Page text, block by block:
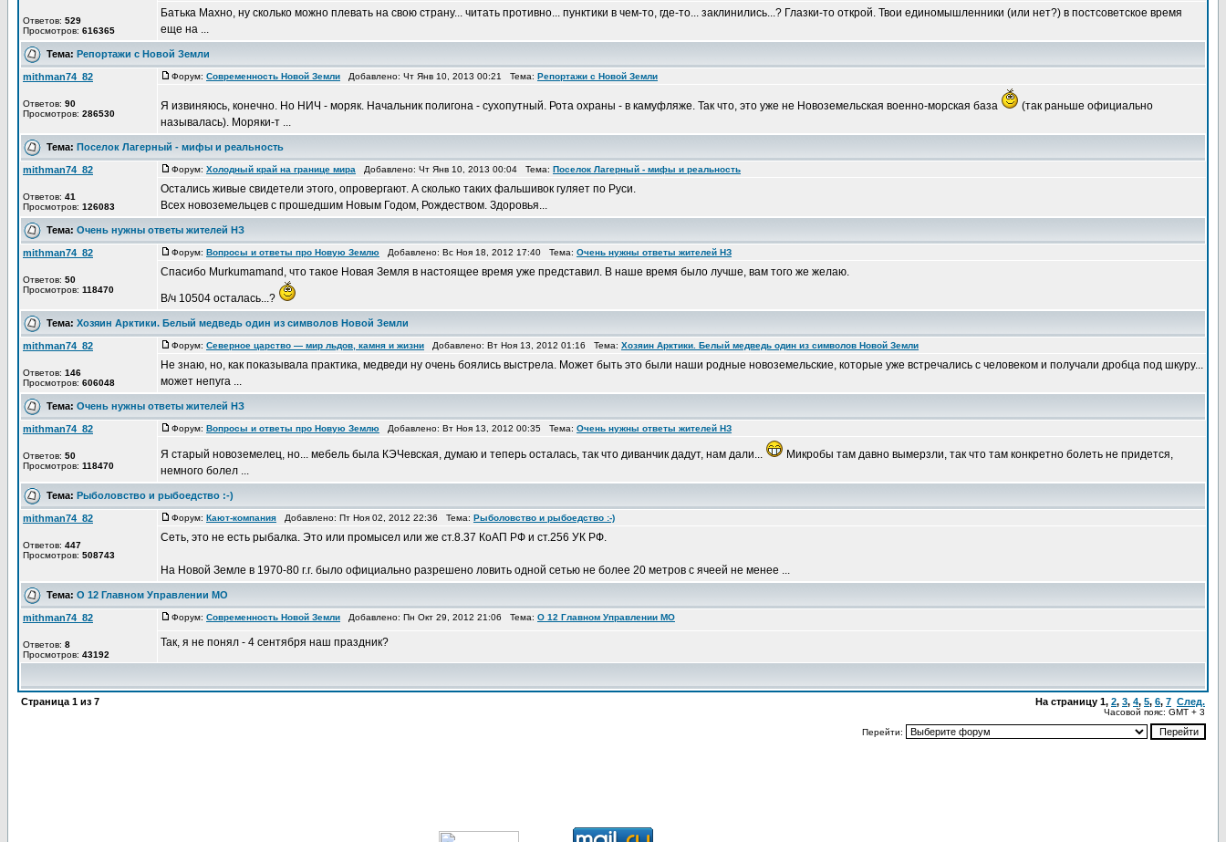
Ответов: 529
Просмотров: 616365
Батька Махно, ну сколько можно плевать на свою страну... читать противно... пунктики в чем-то, где-то... заклинились...? Глазки-то открой. Твои единомышленники (или нет?) в постсоветское время
еще на ...
Тема: Репортажи с Новой Земли
mithman74_82
Ответов: 90
Просмотров: 286530
Форум: Современность Новой Земли Добавлено: Чт Янв 10, 2013 00:21 Тема: Репортажи с Новой Земли
Я извиняюсь, конечно. Но НИЧ - моряк. Начальник полигона - сухопутный. Рота охраны - в камуфляже. Так что, это уже не Новоземельская военно-морская база
(так раньше официально
называлась). Моряки-т ...
Тема: Поселок Лагерный - мифы и реальность
mithman74_82
Ответов: 41
Просмотров: 126083
Форум: Холодный край на границе мира Добавлено: Чт Янв 10, 2013 00:04 Тема: Поселок Лагерный - мифы и реальность
Остались живые свидетели этого, опровергают. А сколько таких фальшивок гуляет по Руси.
Всех новоземельцев с прошедшим Новым Годом, Рождеством. Здоровья...
Тема: Очень нужны ответы жителей НЗ
mithman74_82
Ответов: 50
Просмотров: 118470
Форум: Вопросы и ответы про Новую Землю Добавлено: Вс Ноя 18, 2012 17:40 Тема: Очень нужны ответы жителей НЗ
Спасибо Murkumamand, что такое Новая Земля в настоящее время уже представил. В наше время было лучше, вам того же желаю.
В/ч 10504 осталась...?
Тема: Хозяин Арктики. Белый медведь один из символов Новой Земли
mithman74_82
Ответов: 146
Просмотров: 606048
Форум: Северное царство — мир льдов, камня и жизни Добавлено: Вт Ноя 13, 2012 01:16 Тема: Хозяин Арктики. Белый медведь один из символов Новой Земли
Не знаю, но, как показывала практика, медведи ну очень боялись выстрела. Может быть это были наши родные новоземельские, которые уже встречались с человеком и получали дробца под шкуру...
может непуга ...
Тема: Очень нужны ответы жителей НЗ
mithman74_82
Ответов: 50
Просмотров: 118470
Форум: Вопросы и ответы про Новую Землю Добавлено: Вт Ноя 13, 2012 00:35 Тема: Очень нужны ответы жителей НЗ
Я старый новоземелец, но... мебель была КЭЧевская, думаю и теперь осталась, так что диванчик дадут, нам дали...
Микробы там давно вымерзли, так что там конкретно болеть не придется,
немного болел ...
Тема: Рыболовство и рыбоедство :-)
mithman74_82
Ответов: 447
Просмотров: 508743
Форум: Кают-компания Добавлено: Пт Ноя 02, 2012 22:36 Тема: Рыболовство и рыбоедство :-)
Сеть, это не есть рыбалка. Это или промысел или же ст.8.37 КоАП РФ и ст.256 УК РФ.
На Новой Земле в 1970-80 г.г. было официально разрешено ловить одной сетью не более 20 метров с ячеей не менее ...
Тема: О 12 Главном Управлении МО
mithman74_82
Ответов: 8
Просмотров: 43192
Форум: Современность Новой Земли Добавлено: Пн Окт 29, 2012 21:06 Тема: О 12 Главном Управлении МО
Так, я не понял - 4 сентября наш праздник?
Страница 1 из 7 На страницу 1, 2, 3, 4, 5, 6, 7 След.
Часовой пояс: GMT + 3
Перейти: